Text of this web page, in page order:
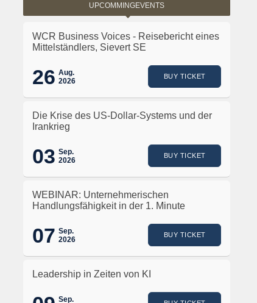
UPCOMMINGEVENTS
WCR Business Voices - Reisebericht eines
Mittelständlers, Sievert SE
26 Aug.
2026
BUY TICKET
Die Krise des US-Dollar-Systems und der
Irankrieg
03 Sep.
2026
BUY TICKET
WEBINAR: Unternehmerischen
Handlungsfähigkeit in der 1. Minute
07 Sep.
2026
BUY TICKET
Leadership in Zeiten von KI
Sep.